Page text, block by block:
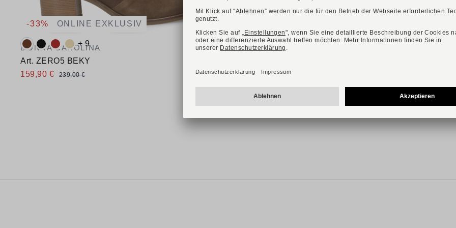
-33% ONLINE EXKLUSIV
DONNA CAROLINA
Art. ZERO5 BEKY
159,90 €
239,00 €
Verfügbare Farbvarianten:
+ 9
DONNA CAROLINA
159,90 € 259,90 €
39